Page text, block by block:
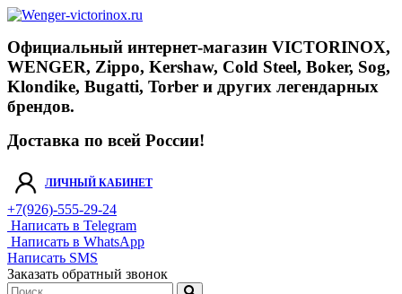
Официальный интернет-магазин VICTORINOX,
WENGER, Zippo, Kershaw, Cold Steel, Boker, Sog,
Klondike, Bugatti, Torber и других легендарных
брендов.
Доставка по всей России!
ЛИЧНЫЙ КАБИНЕТ
+7(926)-555-29-24
Написать в Telegram
Написать в WhatsApp
Написать SMS
Заказать обратный звонок